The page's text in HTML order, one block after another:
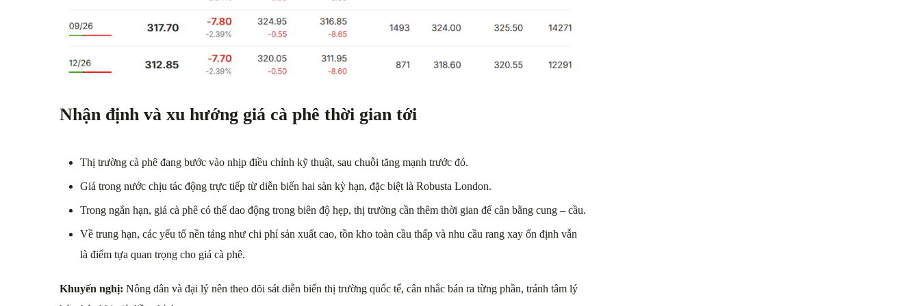
Nhận định và xu hướng giá cà phê thời gian tới
Thị trường cà phê đang bước vào nhịp điều chỉnh kỹ thuật, sau chuỗi tăng mạnh trước đó.
Giá trong nước chịu tác động trực tiếp từ diễn biến hai sàn kỳ hạn, đặc biệt là Robusta London.
Trong ngắn hạn, giá cà phê có thể dao động trong biên độ hẹp, thị trường cần thêm thời gian để cân bằng cung – cầu.
Về trung hạn, các yếu tố nền tảng như chi phí sản xuất cao, tồn kho toàn cầu thấp và nhu cầu rang xay ổn định vẫn
là điểm tựa quan trọng cho giá cà phê.
Khuyến nghị: Nông dân và đại lý nên theo dõi sát diễn biến thị trường quốc tế, cân nhắc bán ra từng phần, tránh tâm lý